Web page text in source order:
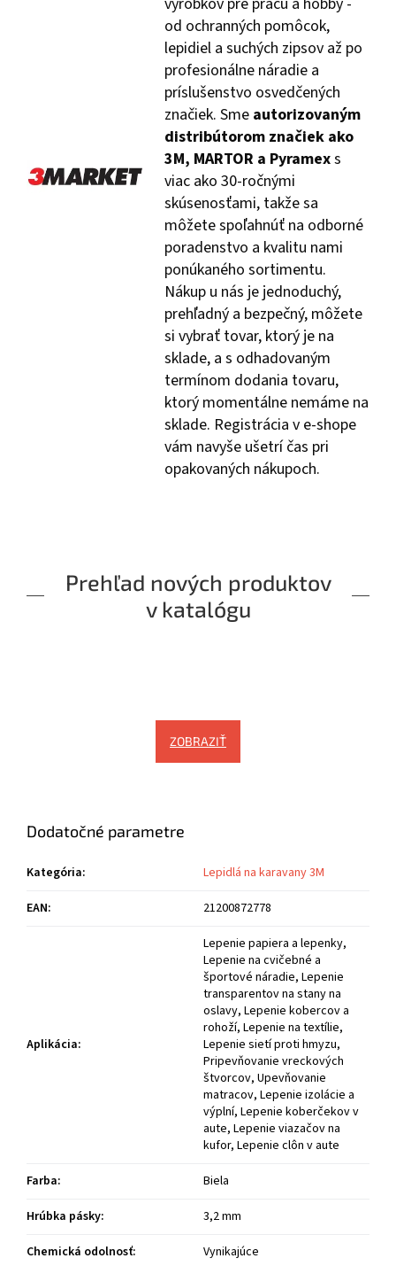
od ochranných pomôcok,
lepidiel a suchých zipsov až po
profesionálne náradie a
príslušenstvo osvedčených
značiek. Sme autorizovaným
distribútorom značiek ako
3M, MARTOR a Pyramexs
viac ako 30-ročnými
skúsenosťami, takže sa
môžete spoľahnúť na odborné
poradenstvo a kvalitu nami
ponúkaného sortimentu.
Nákup u nás je jednoduchý,
prehľadný a bezpečný, môžete
si vybrať tovar, ktorý je na
sklade, a s odhadovaným
termínom dodania tovaru,
ktorý momentálne nemáme na
sklade. Registrácia v e-shope
vám navyše ušetrí čas pri
opakovaných nákupoch.
Prehľad nových produktov
v katalógu
ZOBRAZIŤ
Dodatočné parametre
Kategória:
Lepidlá na karavany 3M
EAN: 21200872778
Aplikácia:
Lepenie papiera a lepenky,
Lepenie na cvičebné a
športové náradie, Lepenie
transparentov na stany na
oslavy, Lepenie kobercov a
rohoží, Lepenie na textílie,
Lepenie sietí proti hmyzu,
Pripevňovanie vreckových
štvorcov, Upevňovanie
matracov, Lepenie izolácie a
výplní, Lepenie koberčekov v
aute, Lepenie viazačov na
kufor, Lepenie clôn v aute
Farba:
Biela
Hrúbka pásky:
3,2 mm
Chemická odolnosť:
Vynikajúce